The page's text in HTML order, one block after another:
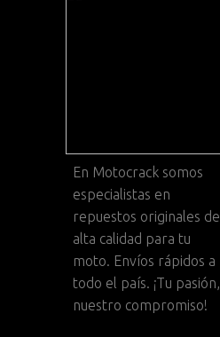
En Motocrack somos
especialistas en
repuestos originales de
alta calidad para tu
moto. Envíos rápidos a
todo el país. ¡Tu pasión,
nuestro compromiso!